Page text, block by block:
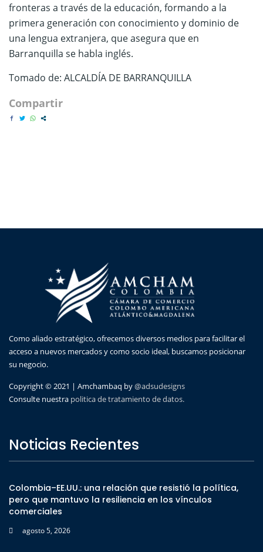
fronteras a través de la educación, formando a la
primera generación con conocimiento y dominio de
una lengua extranjera, que asegura que en
Barranquilla se habla inglés.
Tomado de: ALCALDÍA DE BARRANQUILLA
Compartir
Como aliado estratégico, ofrecemos diversos medios para facilitar el
acceso a nuevos mercados y como socio ideal, buscamos posicionar
su negocio.
Copyright © 2021 | Amchambaq by@adsudesigns
Consulte nuestra politica de tratamiento de datos.
Noticias Recientes
Colombia–EE.UU.: una relación que resistió la política,
pero que mantuvo la resiliencia en los vínculos
comerciales
agosto 5, 2026